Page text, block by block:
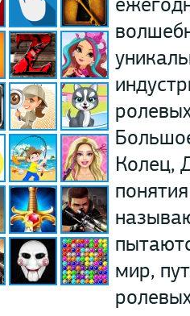
Колец,
мир,